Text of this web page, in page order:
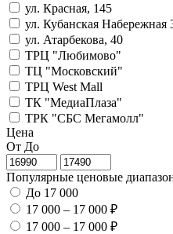
ул. Красная, 145
ул. Кубанская Набережная
ул. Атарбекова, 40
ТРЦ "Любимово"
ТЦ "Московский"
ТРЦ West Mall
ТК "МедиаПлаза"
ТРК "СБС Мегамолл"
Цена
От До
Популярные ценовые
До 17 000
17 000 – 17 000 ₽
17 000 – 17 000 ₽